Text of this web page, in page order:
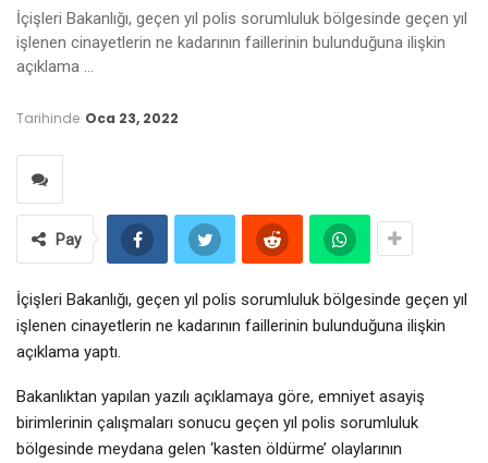
İçişleri Bakanlığı, geçen yıl polis sorumluluk bölgesinde geçen yıl
işlenen cinayetlerin ne kadarının faillerinin bulunduğuna ilişkin
açıklama …
Tarihinde Oca 23, 2022
Pay
İçişleri Bakanlığı, geçen yıl polis sorumluluk bölgesinde geçen yıl
işlenen cinayetlerin ne kadarının faillerinin bulunduğuna ilişkin
açıklama yaptı.
Bakanlıktan yapılan yazılı açıklamaya göre, emniyet asayiş
birimlerinin çalışmaları sonucu geçen yıl polis sorumluluk
bölgesinde meydana gelen ‘kasten öldürme’ olaylarının